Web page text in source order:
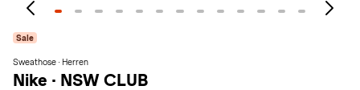
Sale
Sweathose · Herren
Nike · NSW CLUB